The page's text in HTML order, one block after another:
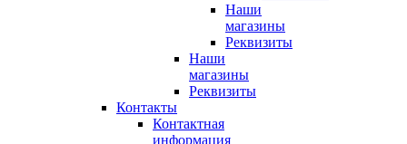
Наши
магазины
Реквизиты
Наши
магазины
Реквизиты
Контакты
Контактная
информация